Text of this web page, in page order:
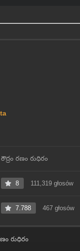
రౌద్రం రణం రుధిరం
8 111,319 głosów
7.788 467 głosów
రుధిరం